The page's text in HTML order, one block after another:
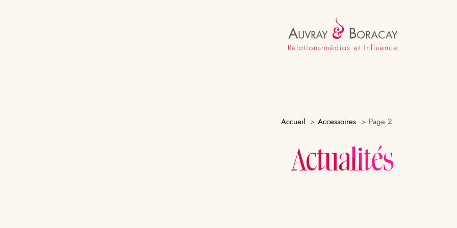
Accueil Accessoires Page 2
Actualités